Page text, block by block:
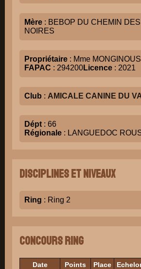
Mère : BEBOP DU CHEMIN
NOIRES
Propriétaire : Mme
FAPAC : 294200Licence : 2021
Club : AMICALE CANINE DU
Dépt : 66
Régionale : LANGUEDOC
Disciplines et niveaux
Ring : Ring 2
Concours Ring
Date Points Place